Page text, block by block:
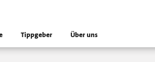
Tippgeber Über uns